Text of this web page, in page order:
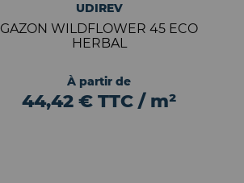
UDIREV
GAZON WILDFLOWER 45 ECO
HERBAL
À partir de
44,42 € TTC / m²